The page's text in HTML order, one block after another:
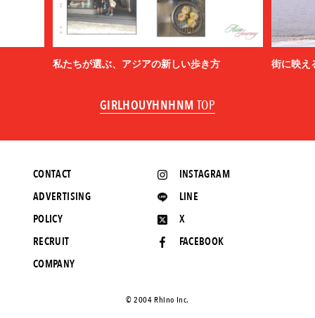
私たちが選ぶ、アジアの新しい歩き方 街に映え
GIRLHOUYHNHNM TOP
INSTAGRAM
LINE
X
FACEBOOK
CONTACT
ADVERTISING
POLICY
RECRUIT
COMPANY
©️ 2004 Rhino Inc.